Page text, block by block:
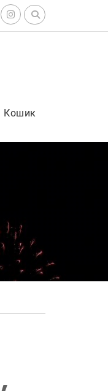
Instagram
Search
for:
Кошик